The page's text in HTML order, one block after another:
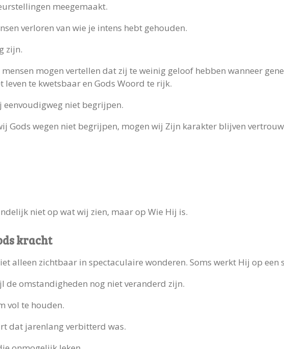
meegemaakt.
verloren van wie je intens hebt gehouden.
zijn.
mogen vertellen dat zij te weinig geloof hebben wanneer
leven te kwetsbaar en Gods Woord te rijk.
eenvoudigweg niet begrijpen.
Gods wegen niet begrijpen, mogen wij Zijn karakter blijven
niet op wat wij zien, maar op Wie Hij is.
kracht
alleen zichtbaar in spectaculaire wonderen. Soms werkt Hij op een
de omstandigheden nog niet veranderd zijn.
vol te houden.
dat jarenlang verbitterd was.